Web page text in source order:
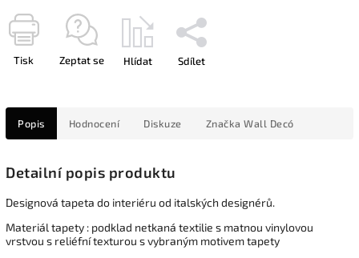
Tisk Zeptat se Hlídat Sdílet
Popis Hodnocení Diskuze Značka Wall Decó
Detailní popis produktu
Designová tapeta do interiéru od italských designérů.
Materiál tapety : podklad netkaná textilie s matnou vinylovou
vrstvou s reliéfní texturou s vybraným motivem tapety